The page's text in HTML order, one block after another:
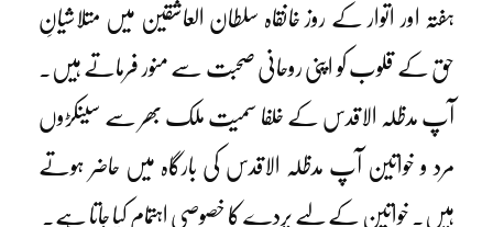
ہفتہ اور اتوار کے روز خانقاہ سلطان العاشقین میں متلاشیانِ
حق کے قلوب کو اپنی روحانی صحبت سے منور فرماتے ہیں۔
آپ مدظلہ الاقدس کے خلفا سمیت ملک بھر سے سینکڑوں
مرد و خواتین آپ مدظلہ الاقدس کی بارگاہ میں حاضر ہوتے
ہیں۔ خواتین کے لیے پردے کا خصوصی اہتمام کیا جاتا ہے۔